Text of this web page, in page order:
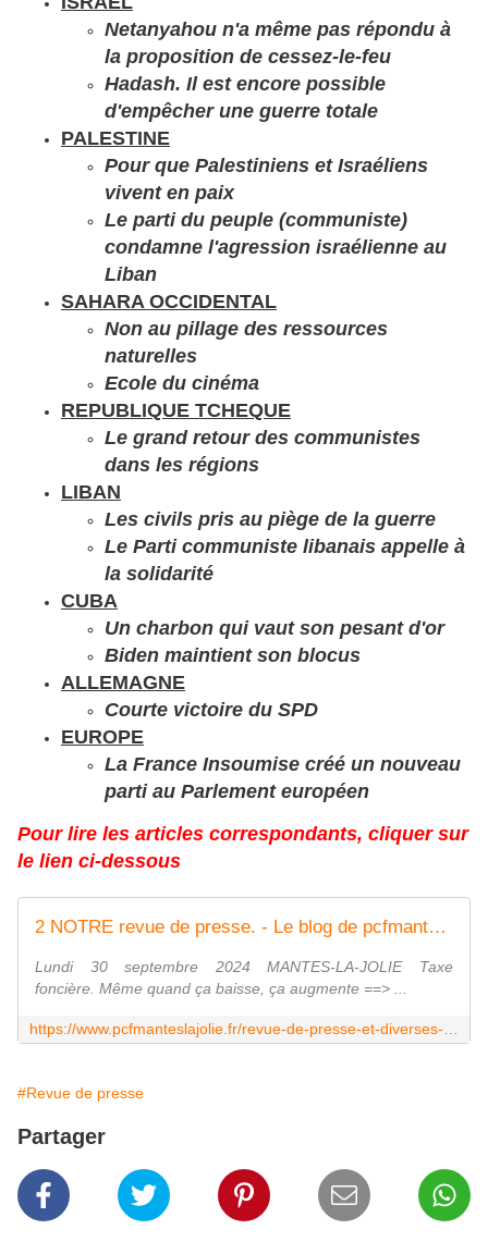
Netanyahou n'a même pas répondu à
la proposition de cessez-le-feu
Hadash. Il est encore possible
d'empêcher une guerre totale
PALESTINE
Pour que Palestiniens et Israéliens
vivent en paix
Le parti du peuple (communiste)
condamne l'agression israélienne au
Liban
SAHARA OCCIDENTAL
Non au pillage des ressources
naturelles
Ecole du cinéma
REPUBLIQUE TCHEQUE
Le grand retour des communistes
dans les régions
LIBAN
Les civils pris au piège de la guerre
Le Parti communiste libanais appelle à
la solidarité
CUBA
Un charbon qui vaut son pesant d'or
Biden maintient son blocus
ALLEMAGNE
Courte victoire du SPD
EUROPE
La France Insoumise créé un nouveau
parti au Parlement européen
Pour lire les articles correspondants, cliquer sur
le lien ci-dessous
2 NOTRE revue de presse. - Le blog de pcfmanteslajolie
Lundi 30 septembre 2024 MANTES-LA-JOLIE Taxe
foncière. Même quand ça baisse, ça augmente ==> ...
#Revue de presse
Partager